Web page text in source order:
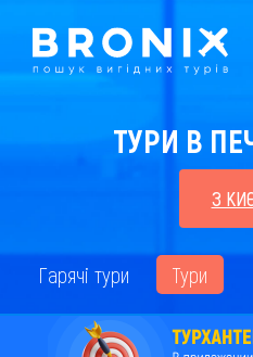
ТУРИ В
З
Гарячі тури Тури